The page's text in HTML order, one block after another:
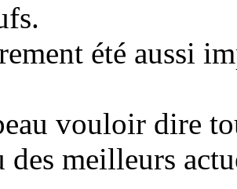
été aussi
vouloir dire
des meilleurs